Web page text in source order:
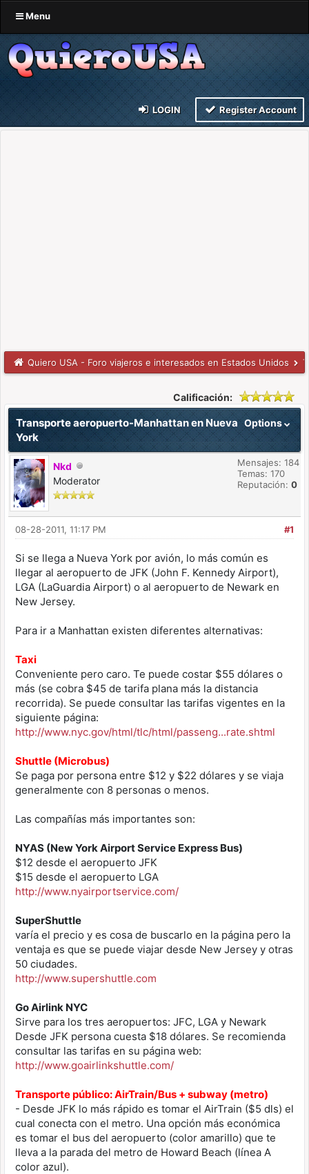
Menu
LOGIN Register Account
Quiero USA - Foro viajeros e interesados en Estados Unidos
Calificación:
Options
Transporte aeropuerto-Manhattan en Nueva
York
Nkd
Moderator
Mensajes: 184
Temas: 170
Reputación: 0
#1
08-28-2011, 11:17 PM
Si se llega a Nueva York por avión, lo más común es
llegar al aeropuerto de JFK (John F. Kennedy Airport),
LGA (LaGuardia Airport) o al aeropuerto de Newark en
New Jersey.
Para ir a Manhattan existen diferentes alternativas:
Taxi
Conveniente pero caro. Te puede costar $55 dólares o
más (se cobra $45 de tarifa plana más la distancia
recorrida). Se puede consultar las tarifas vigentes en la
siguiente página:
http://www.nyc.gov/html/tlc/html/passeng...rate.shtml
Shuttle (Microbus)
Se paga por persona entre $12 y $22 dólares y se viaja
generalmente con 8 personas o menos.
Las compañías más importantes son:
NYAS (New York Airport Service Express Bus)
$12 desde el aeropuerto JFK
$15 desde el aeropuerto LGA
http://www.nyairportservice.com/
SuperShuttle
varía el precio y es cosa de buscarlo en la página pero la
ventaja es que se puede viajar desde New Jersey y otras
50 ciudades.
http://www.supershuttle.com
Go Airlink NYC
Sirve para los tres aeropuertos: JFC, LGA y Newark
Desde JFK persona cuesta $18 dólares. Se recomienda
consultar las tarifas en su página web:
http://www.goairlinkshuttle.com/
Transporte público: AirTrain/Bus + subway (metro)
- Desde JFK lo más rápido es tomar el AirTrain ($5 dls) el
cual conecta con el metro. Una opción más económica
es tomar el bus del aeropuerto (color amarillo) que te
lleva a la parada del metro de Howard Beach (línea A
color azul).